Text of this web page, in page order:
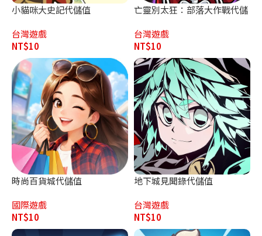
小貓咪大史記代儲值
台灣遊戲
NT$10
亡靈別太狂：部落大作戰代儲
台灣遊戲
NT$10
時尚百貨城代儲值
國際遊戲
NT$10
地下城見聞錄代儲值
台灣遊戲
NT$10